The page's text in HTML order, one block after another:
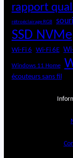
rapport
rétroéclairage RGB
SSD NVMe
Wi-Fi 6 Wi-Fi 6E
Windows 11 Home
écouteurs sans fil